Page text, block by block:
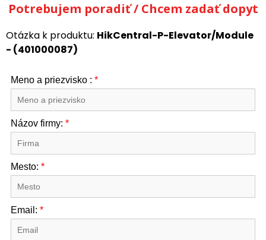
Potrebujem poradiť / Chcem zadať dopyt
Otázka k produktu: HikCentral-P-Elevator/Module
- (401000087)